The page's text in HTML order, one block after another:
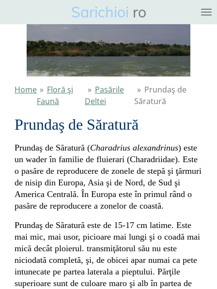
hoofdinhoud
Sarichioi ro
Home » Floră şi
Faună
» Pasările
Deltei
» Prundaş de
Săratură
Prundaş de Săratură
Prundaş de Săratură (Charadrius alexandrinus) este
un wader în familie de fluierari (Charadriidae). Este
o pasăre de reproducere de zonele de stepă şi ţărmuri
de nisip din Europa, Asia şi de Nord, de Sud şi
America Centrală. În Europa este în primul rând o
pasăre de reproducere a zonelor de coastă.
Prundaş de Săratură este de 15-17 cm latime. Este
mai mic, mai usor, picioare mai lungi şi o coadă mai
mică decât ploierul. transmiţătorul său nu este
niciodată completă, şi, de obicei apar numai ca pete
intunecate pe partea laterala a pieptului. Părţile
superioare sunt de culoare maro şi alb în partea de